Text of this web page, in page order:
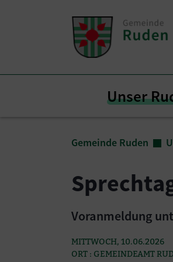
Unser
Gemeinde Ruden
Voranmeldung
MITTWOCH, 10.06.2026
ORT : GEMEINDEAMT